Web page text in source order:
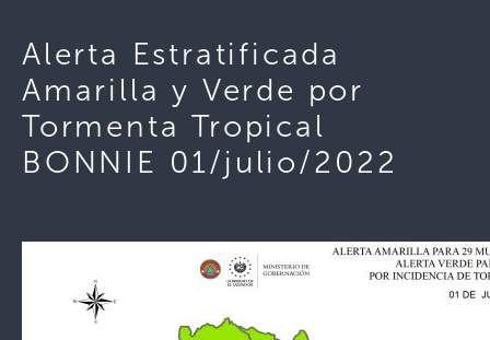
Alerta Estratificada
Amarilla y Verde por
Tormenta Tropical
BONNIE 01/julio/2022